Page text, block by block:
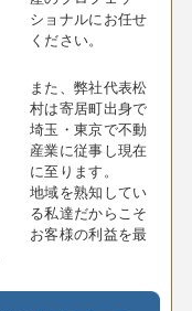
ショナルにお任せ
ください。
また、弊社代表松
村は寄居町出身で
埼玉・東京で不動
産業に従事し現在
に至ります。
地域を熟知してい
る私達だからこそ
お客様の利益を最